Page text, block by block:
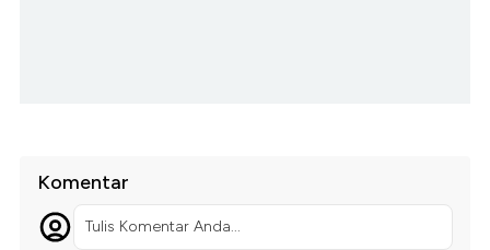
Komentar
Tulis Komentar Anda...